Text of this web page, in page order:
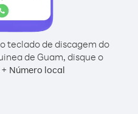
teclado de discagem do
de Guam, disque o
Número local